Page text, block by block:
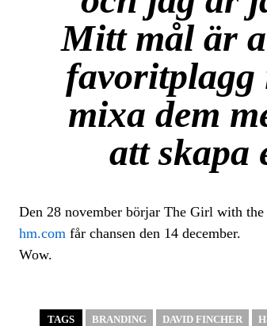
Mitt mål är
favoritplagg
mixa dem
att skapa
Den 28 november börjar The Girl with
hm.com får chansen den 14 december.
Wow.
TAGS BRANDING DAVID FINCHER